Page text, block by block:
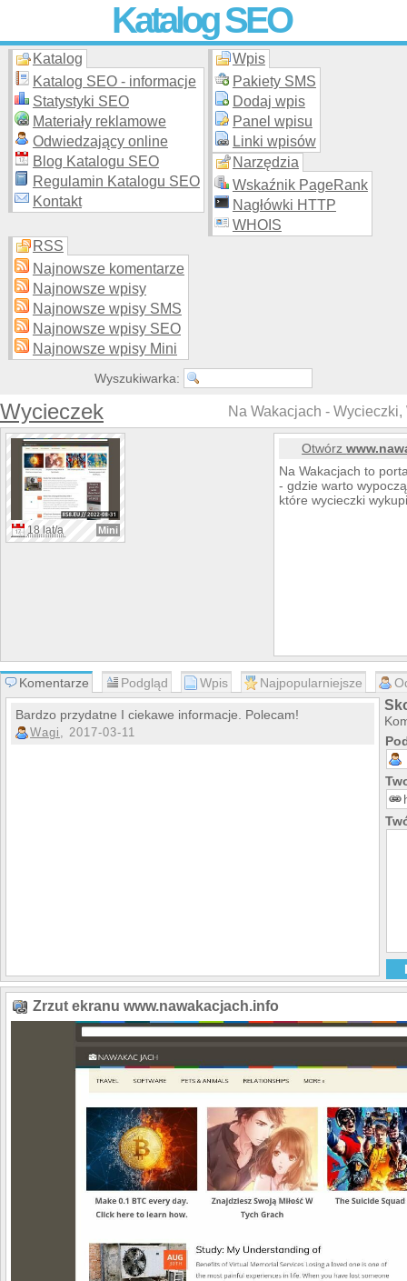
Katalog SEO
Skuteczna i promocja stron WWW –
moderowanego katalogu za darmo!
Katalog
Katalog SEO - informacje
Statystyki SEO
Materiały reklamowe
Odwiedzający online
Blog Katalogu SEO
Regulamin Katalogu SEO
Kontakt
Wpis
Pakiety SMS
Dodaj wpis
Panel wpisu
Linki wpisów
Narzędzia
Wskaźnik PageRank
Nagłówki HTTP
WHOIS
RSS
Najnowsze komentarze
Najnowsze wpisy
Najnowsze wpisy SMS
Najnowsze wpisy SEO
Najnowsze wpisy Mini
Wyszukiwarka:
Wycieczek Na Wakacjach - Wycieczki,
18 lat/a Mini
Otwórz
Na Wakacjach to
- gdzie warto
które wycieczki
Komentarze Podgląd Wpis Najpopularniejsze
Bardzo przydatne I ciekawe informacje. Polecam!
Wagi , 2017-03-11
Zrzut ekranu www.nawakacjach.info